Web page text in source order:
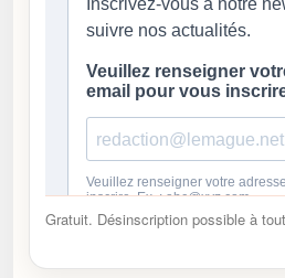
Gratuit. Désinscription possible à